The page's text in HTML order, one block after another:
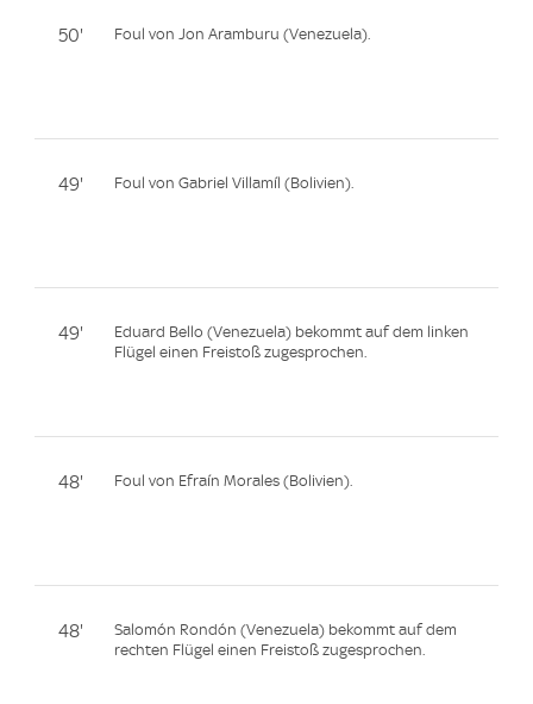
50' Foul von Jon Aramburu (Venezuela).
49' Foul von Gabriel Villamíl (Bolivien).
49'
Eduard Bello (Venezuela) bekommt auf dem linken
Flügel einen Freistoß zugesprochen.
48' Foul von Efraín Morales (Bolivien).
48'
Salomón Rondón (Venezuela) bekommt auf dem
rechten Flügel einen Freistoß zugesprochen.